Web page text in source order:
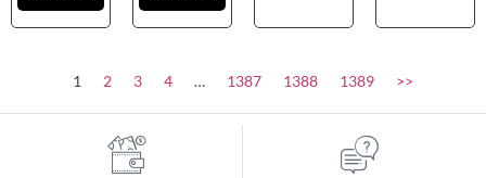
1 2 3 4 … 1387 1388 1389 >>